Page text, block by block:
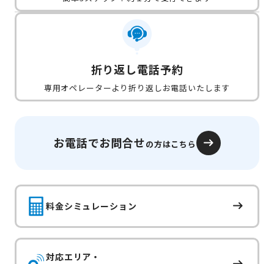
折り返し電話予約
専用オペレーターより折り返しお電話いたします
お電話でお問合せの方はこちら
料金シミュレーション
対応エリア・